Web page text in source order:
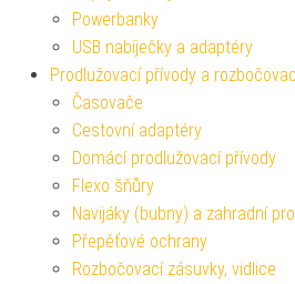
Powerbanky
USB nabíječky a adaptéry
Prodlužovací přívody a
Časovače
Cestovní adaptéry
Domácí prodlužovací přívody
Flexo šňůry
Navijáky (bubny) a zahradní
Přepěťové ochrany
Rozbočovací zásuvky, vidlice